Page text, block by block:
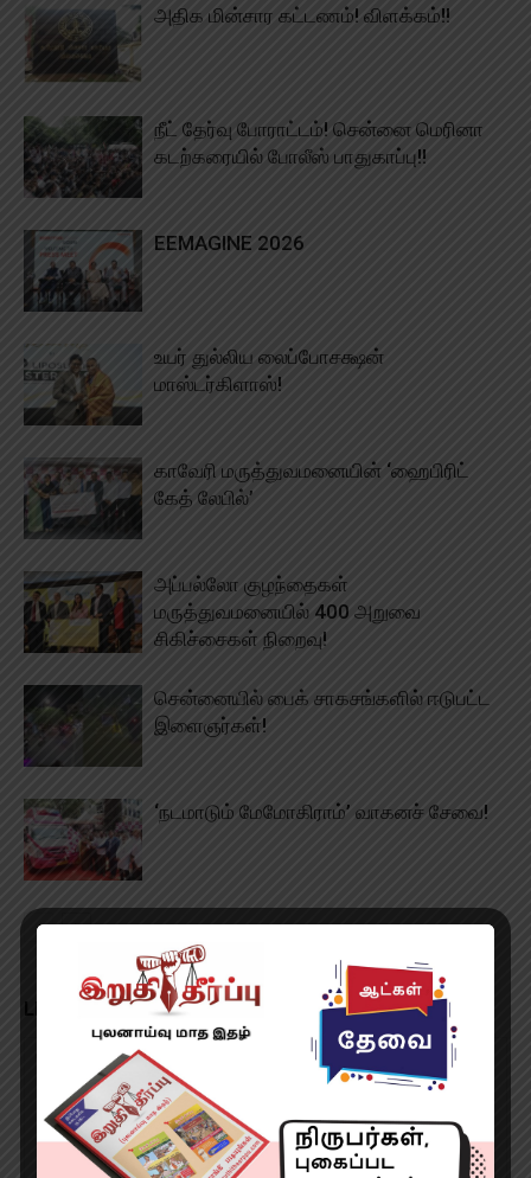
அதிக மின்சார கட்டணம்! விளக்கம்!!
நீட் தேர்வு போராட்டம்! சென்னை மெரினா
கடற்கரையில் போலீஸ் பாதுகாப்பு!!
EEMAGINE 2026
உயர் துல்லிய லைப்போசக்ஷன்
மாஸ்டர்கிளாஸ்!
காவேரி மருத்துவமனையின் ‘ஹைபிரிட்
கேத் லேபில்’
அப்பல்லோ குழந்தைகள்
மருத்துவமனையில் 400 அறுவை
சிகிச்சைகள் நிறைவு!
சென்னையில் பைக் சாகசங்களில் ஈடுபட்ட
இளைஞர்கள்!
‘நடமாடும் மேமோகிராம்’ வாகனச் சேவை!
LEAVE A REPLY